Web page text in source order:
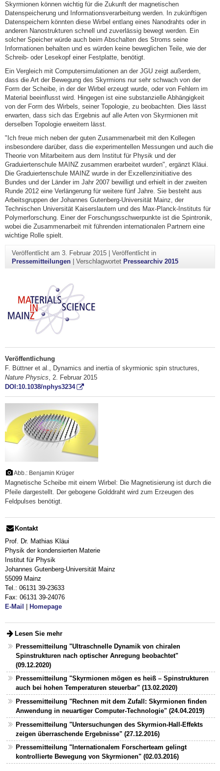
Skyrmionen können wichtig für die Zukunft der magnetischen
Datenspeicherung und Informationsverarbeitung werden. In zukünftigen
Datenspeichern könnten diese Wirbel entlang eines Nanodrahts oder in
anderen Nanostrukturen schnell und zuverlässig bewegt werden. Ein
solcher Speicher würde auch beim Abschalten des Stroms seine
Informationen behalten und es würden keine beweglichen Teile, wie der
Schreib- oder Lesekopf einer Festplatte, benötigt.
Ein Vergleich mit Computersimulationen an der JGU zeigt außerdem,
dass die Art der Bewegung des Skyrmions nur sehr schwach von der
Form der Scheibe, in der der Wirbel erzeugt wurde, oder von Fehlern im
Material beeinflusst wird. Hingegen ist eine substanzielle Abhängigkeit
von der Form des Wirbels, seiner Topologie, zu beobachten. Dies lässt
erwarten, dass sich das Ergebnis auf alle Arten von Skyrmionen mit
derselben Topologie erweitern lässt.
"Ich freue mich neben der guten Zusammenarbeit mit den Kollegen
insbesondere darüber, dass die experimentellen Messungen und auch die
Theorie von Mitarbeitern aus dem Institut für Physik und der
Graduiertenschule MAINZ zusammen erarbeitet wurden", ergänzt Kläui.
Die Graduiertenschule MAINZ wurde in der Exzellenzinitiative des
Bundes und der Länder im Jahr 2007 bewilligt und erhielt in der zweiten
Runde 2012 eine Verlängerung für weitere fünf Jahre. Sie besteht aus
Arbeitsgruppen der Johannes Gutenberg-Universität Mainz, der
Technischen Universität Kaiserslautern und des Max-Planck-Instituts für
Polymerforschung. Einer der Forschungsschwerpunkte ist die Spintronik,
wobei die Zusammenarbeit mit führenden internationalen Partnern eine
wichtige Rolle spielt.
Veröffentlicht am 3. Februar 2015| Veröffentlicht in
Pressemitteilungen| Verschlagwortet Pressearchiv 2015
Veröffentlichung
F. Büttner et al., Dynamics and inertia of skyrmionic spin structures,
Nature Physics, 2. Februar 2015
DOI:10.1038/nphys3234
Abb.: Benjamin Krüger
Magnetische Scheibe mit einem Wirbel: Die Magnetisierung ist durch die
Pfeile dargestellt. Der gebogene Golddraht wird zum Erzeugen des
Feldpulses benötigt.
Kontakt
Prof. Dr. Mathias Kläui
Physik der kondensierten Materie
Institut für Physik
Johannes Gutenberg-Universität Mainz
55099 Mainz
Tel.: 06131 39-23633
Fax: 06131 39-24076
E-Mail
Homepage
Lesen Sie mehr
Pressemitteilung "Ultraschnelle Dynamik von chiralen
Spinstrukturen nach optischer Anregung beobachtet"
(09.12.2020)
Pressemitteilung "Skyrmionen mögen es heiß – Spinstrukturen
auch bei hohen Temperaturen steuerbar" (13.02.2020)
Pressemitteilung "Rechnen mit dem Zufall: Skyrmionen finden
Anwendung in neuartiger Computer-Technologie" (24.04.2019)
Pressemitteilung "Untersuchungen des Skyrmion-Hall-Effekts
zeigen überraschende Ergebnisse" (27.12.2016)
Pressemitteilung "Internationalem Forscherteam gelingt
kontrollierte Bewegung von Skyrmionen" (02.03.2016)